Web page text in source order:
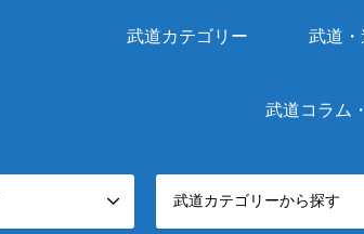
武道カテゴリー 武道
武道コラム
武道カテゴリーから探す